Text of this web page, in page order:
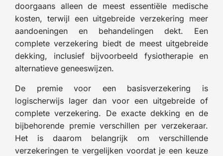
doorgaans alleen de meest essentiële medische
kosten, terwijl een uitgebreide verzekering meer
aandoeningen en behandelingen dekt. Een
complete verzekering biedt de meest uitgebreide
dekking, inclusief bijvoorbeeld fysiotherapie en
alternatieve geneeswijzen.
De premie voor een basisverzekering is
logischerwijs lager dan voor een uitgebreide of
complete verzekering. De exacte dekking en de
bijbehorende premie verschillen per verzekeraar.
Het is daarom belangrijk om verschillende
verzekeringen te vergelijken voordat je een keuze